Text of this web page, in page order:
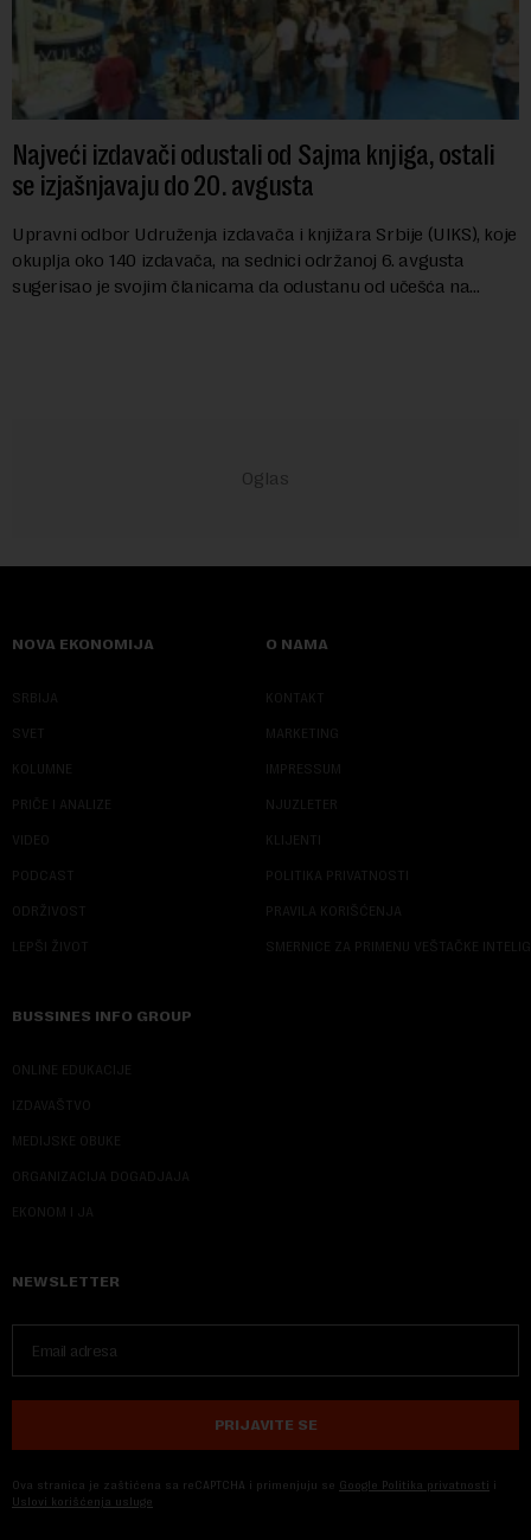
Najveći izdavači odustali od Sajma knjiga, ostali
se izjašnjavaju do 20. avgusta
Upravni odbor Udruženja izdavača i knjižara Srbije (UIKS), koje
okuplja oko 140 izdavača, na sednici održanoj 6. avgusta
sugerisao je svojim članicama da odustanu od učešća na
NOVA EKONOMIJA
SRBIJA
SVET
KOLUMNE
PRIČE I ANALIZE
VIDEO
PODCAST
ODRŽIVOST
LEPŠI ŽIVOT
O NAMA
KONTAKT
MARKETING
IMPRESSUM
NJUZLETER
KLIJENTI
POLITIKA PRIVATNOSTI
PRAVILA KORIŠĆENJA
SMERNICE ZA PRIMENU VEŠTAČKE
BUSSINES INFO GROUP
ONLINE EDUKACIJE
IZDAVAŠTVO
MEDIJSKE OBUKE
ORGANIZACIJA DOGADJAJA
EKONOM I JA
NEWSLETTER
PRIJAVITE SE
Ova stranica je zaštićena sa reCAPTCHA i primenjuju se Google Politika privatnosti i
Uslovi korišćenja usluge